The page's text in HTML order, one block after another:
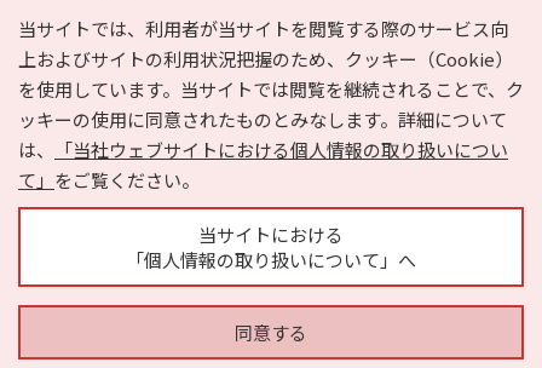
当サイトでは、利用者が当サイトを閲覧する際のサービス向
上およびサイトの利用状況把握のため、クッキー（Cookie）
を使用しています。当サイトでは閲覧を継続されることで、ク
ッキーの使用に同意されたものとみなします。詳細について
は、
「当社ウェブサイトにおける個人情報の取り扱いについ
て」 をご覧ください。
当サイトにおける
「個人情報の取り扱いについて」へ
同意する
サイトの内容に関するお問い合わせ
Copyright © HYOJITO.Co.,Ltd. All Rights Reserved.